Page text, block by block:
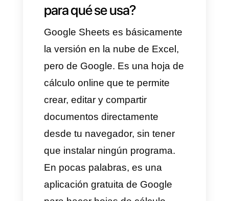
dinámica para enviar, cambiar o
solicitar información especifica
a los clientes.
Quédate un poco más y lee
todo el artículo para que
entiendas como hacerlo y como
aplicar las hojas de cálculo de
Google, a tu Chatbot con
Callbell.